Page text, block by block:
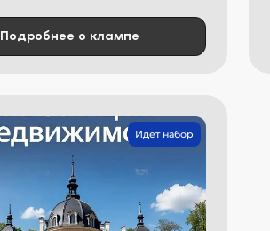
Подробнее о клампе
Идет набор